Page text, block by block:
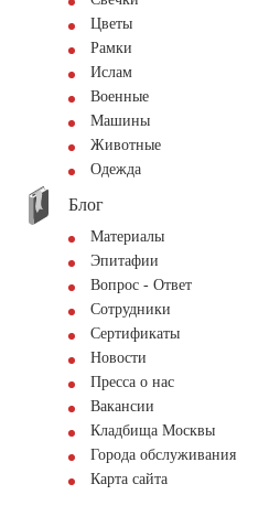
Цветы
Рамки
Ислам
Военные
Машины
Животные
Одежда
Блог
Материалы
Эпитафии
Вопрос - Ответ
Сотрудники
Сертификаты
Новости
Пресса о нас
Вакансии
Кладбища Москвы
Города обслуживания
Карта сайта